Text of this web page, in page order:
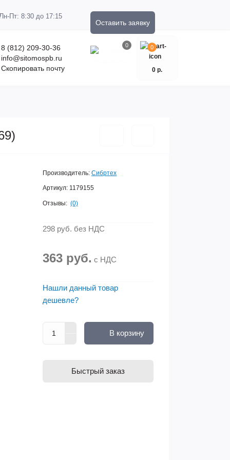
Пт: 8:30 до 17:15
Оставить заявку
8 (812) 209-30-36
info@sitomospb.ru
Скопировать почту
0 0
0 р.
Производитель: Сибртех
Артикул: 1179155
Отзывы: (0)
298 руб. без НДС
363 руб. с НДС
Нашли данный товар
дешевле?
В корзину
Быстрый заказ